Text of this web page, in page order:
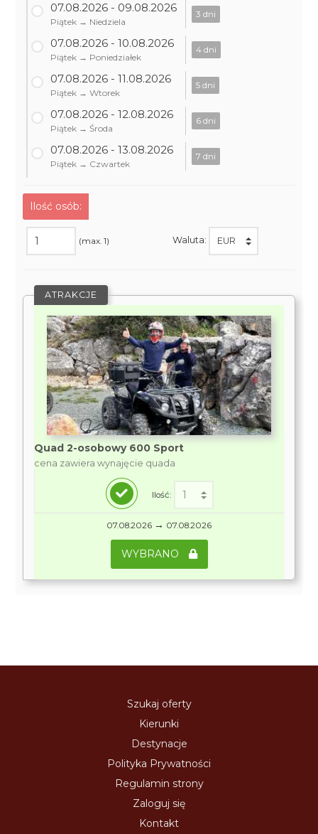
07.08.2026 - 09.08.2026
Piątek → Niedziela
3 dni
07.08.2026 - 10.08.2026
Piątek → Poniedziałek
4 dni
07.08.2026 - 11.08.2026
Piątek → Wtorek
5 dni
07.08.2026 - 12.08.2026
Piątek → Środa
6 dni
07.08.2026 - 13.08.2026
Piątek → Czwartek
7 dni
Ilość osób:
(max. 1) Waluta:
ATRAKCJE
Quad 2-osobowy 600 Sport
cena zawiera wynajęcie quada
Ilość:
07.08.2026 → 07.08.2026
WYBRANO
Szukaj oferty
Kierunki
Destynacje
Polityka Prywatności
Regulamin strony
Zaloguj się
Kontakt